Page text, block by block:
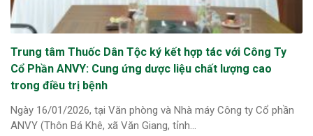
Trung tâm Thuốc Dân Tộc ký kết hợp tác với Công Ty
Cổ Phần ANVY: Cung ứng dược liệu chất lượng cao
trong điều trị bệnh
Ngày 16/01/2026, tại Văn phòng và Nhà máy Công ty Cổ phần
ANVY (Thôn Bá Khê, xã Văn Giang, tỉnh...